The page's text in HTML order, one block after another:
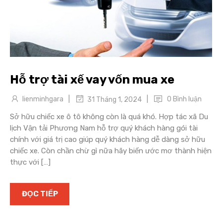
Hỗ trợ tài xế vay vốn mua xe
lienminhgara 31 Tháng 1, 2024 0 Bình luận
Sở hữu chiếc xe ô tô không còn là quá khó. Hợp tác xã Du
lịch Vận tải Phương Nam hỗ trợ quý khách hàng gói tài
chính với giá trị cao giúp quý khách hàng dễ dàng sở hữu
chiếc xe. Còn chần chừ gì nữa hãy biến ước mơ thành hiện
thực với […]
ĐỌC TIẾP